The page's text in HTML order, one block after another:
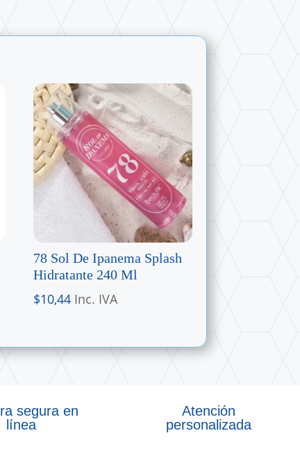
78 Sol De Ipanema Splash
Hidratante 240 Ml
$10,44 Inc. IVA
segura en
línea
Atención
personalizada